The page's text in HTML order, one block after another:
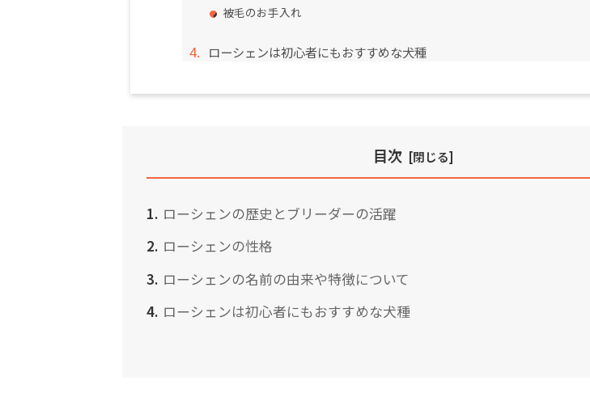
被毛のお手入れ
ローシェンは初心者にもおすすめな犬種
目次
ローシェンの歴史とブリーダーの活躍
ローシェンの性格
ローシェンの名前の由来や特徴について
ローシェンは初心者にもおすすめな犬種